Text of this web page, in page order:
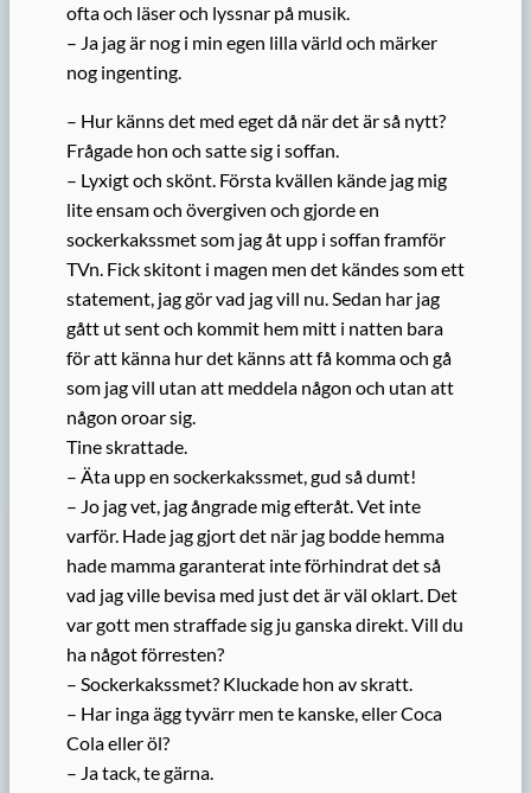
ofta och läser och lyssnar på musik.
– Ja jag är nog i min egen lilla värld och märker
nog ingenting.
– Hur känns det med eget då när det är så nytt?
Frågade hon och satte sig i soffan.
– Lyxigt och skönt. Första kvällen kände jag mig
lite ensam och övergiven och gjorde en
sockerkakssmet som jag åt upp i soffan framför
TVn. Fick skitont i magen men det kändes som ett
statement, jag gör vad jag vill nu. Sedan har jag
gått ut sent och kommit hem mitt i natten bara
för att känna hur det känns att få komma och gå
som jag vill utan att meddela någon och utan att
någon oroar sig.
Tine skrattade.
– Äta upp en sockerkakssmet, gud så dumt!
– Jo jag vet, jag ångrade mig efteråt. Vet inte
varför. Hade jag gjort det när jag bodde hemma
hade mamma garanterat inte förhindrat det så
vad jag ville bevisa med just det är väl oklart. Det
var gott men straffade sig ju ganska direkt. Vill du
ha något förresten?
– Sockerkakssmet? Kluckade hon av skratt.
– Har inga ägg tyvärr men te kanske, eller Coca
Cola eller öl?
– Ja tack, te gärna.